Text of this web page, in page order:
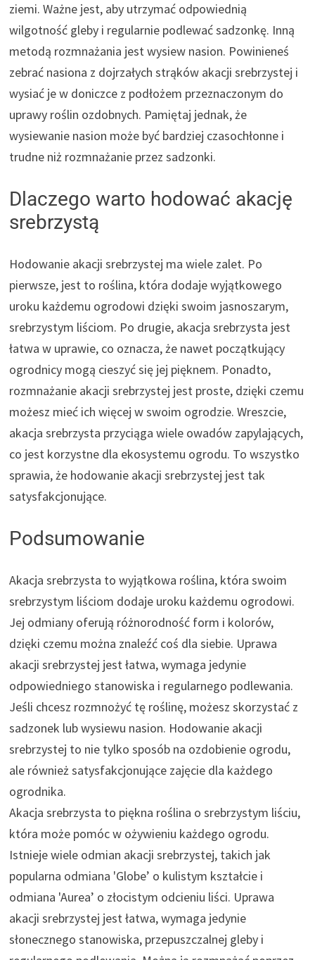
ziemi. Ważne jest, aby utrzymać odpowiednią
wilgotność gleby i regularnie podlewać sadzonkę. Inną
metodą rozmnażania jest wysiew nasion. Powinieneś
zebrać nasiona z dojrzałych strąków akacji srebrzystej i
wysiać je w doniczce z podłożem przeznaczonym do
uprawy roślin ozdobnych. Pamiętaj jednak, że
wysiewanie nasion może być bardziej czasochłonne i
trudne niż rozmnażanie przez sadzonki.
Dlaczego warto hodować akację
srebrzystą
Hodowanie akacji srebrzystej ma wiele zalet. Po
pierwsze, jest to roślina, która dodaje wyjątkowego
uroku każdemu ogrodowi dzięki swoim jasnoszarym,
srebrzystym liściom. Po drugie, akacja srebrzysta jest
łatwa w uprawie, co oznacza, że nawet początkujący
ogrodnicy mogą cieszyć się jej pięknem. Ponadto,
rozmnażanie akacji srebrzystej jest proste, dzięki czemu
możesz mieć ich więcej w swoim ogrodzie. Wreszcie,
akacja srebrzysta przyciąga wiele owadów zapylających,
co jest korzystne dla ekosystemu ogrodu. To wszystko
sprawia, że hodowanie akacji srebrzystej jest tak
satysfakcjonujące.
Podsumowanie
Akacja srebrzysta to wyjątkowa roślina, która swoim
srebrzystym liściom dodaje uroku każdemu ogrodowi.
Jej odmiany oferują różnorodność form i kolorów,
dzięki czemu można znaleźć coś dla siebie. Uprawa
akacji srebrzystej jest łatwa, wymaga jedynie
odpowiedniego stanowiska i regularnego podlewania.
Jeśli chcesz rozmnożyć tę roślinę, możesz skorzystać z
sadzonek lub wysiewu nasion. Hodowanie akacji
srebrzystej to nie tylko sposób na ozdobienie ogrodu,
ale również satysfakcjonujące zajęcie dla każdego
ogrodnika.
Akacja srebrzysta to piękna roślina o srebrzystym liściu,
która może pomóc w ożywieniu każdego ogrodu.
Istnieje wiele odmian akacji srebrzystej, takich jak
popularna odmiana 'Globe’ o kulistym kształcie i
odmiana 'Aurea’ o złocistym odcieniu liści. Uprawa
akacji srebrzystej jest łatwa, wymaga jedynie
słonecznego stanowiska, przepuszczalnej gleby i